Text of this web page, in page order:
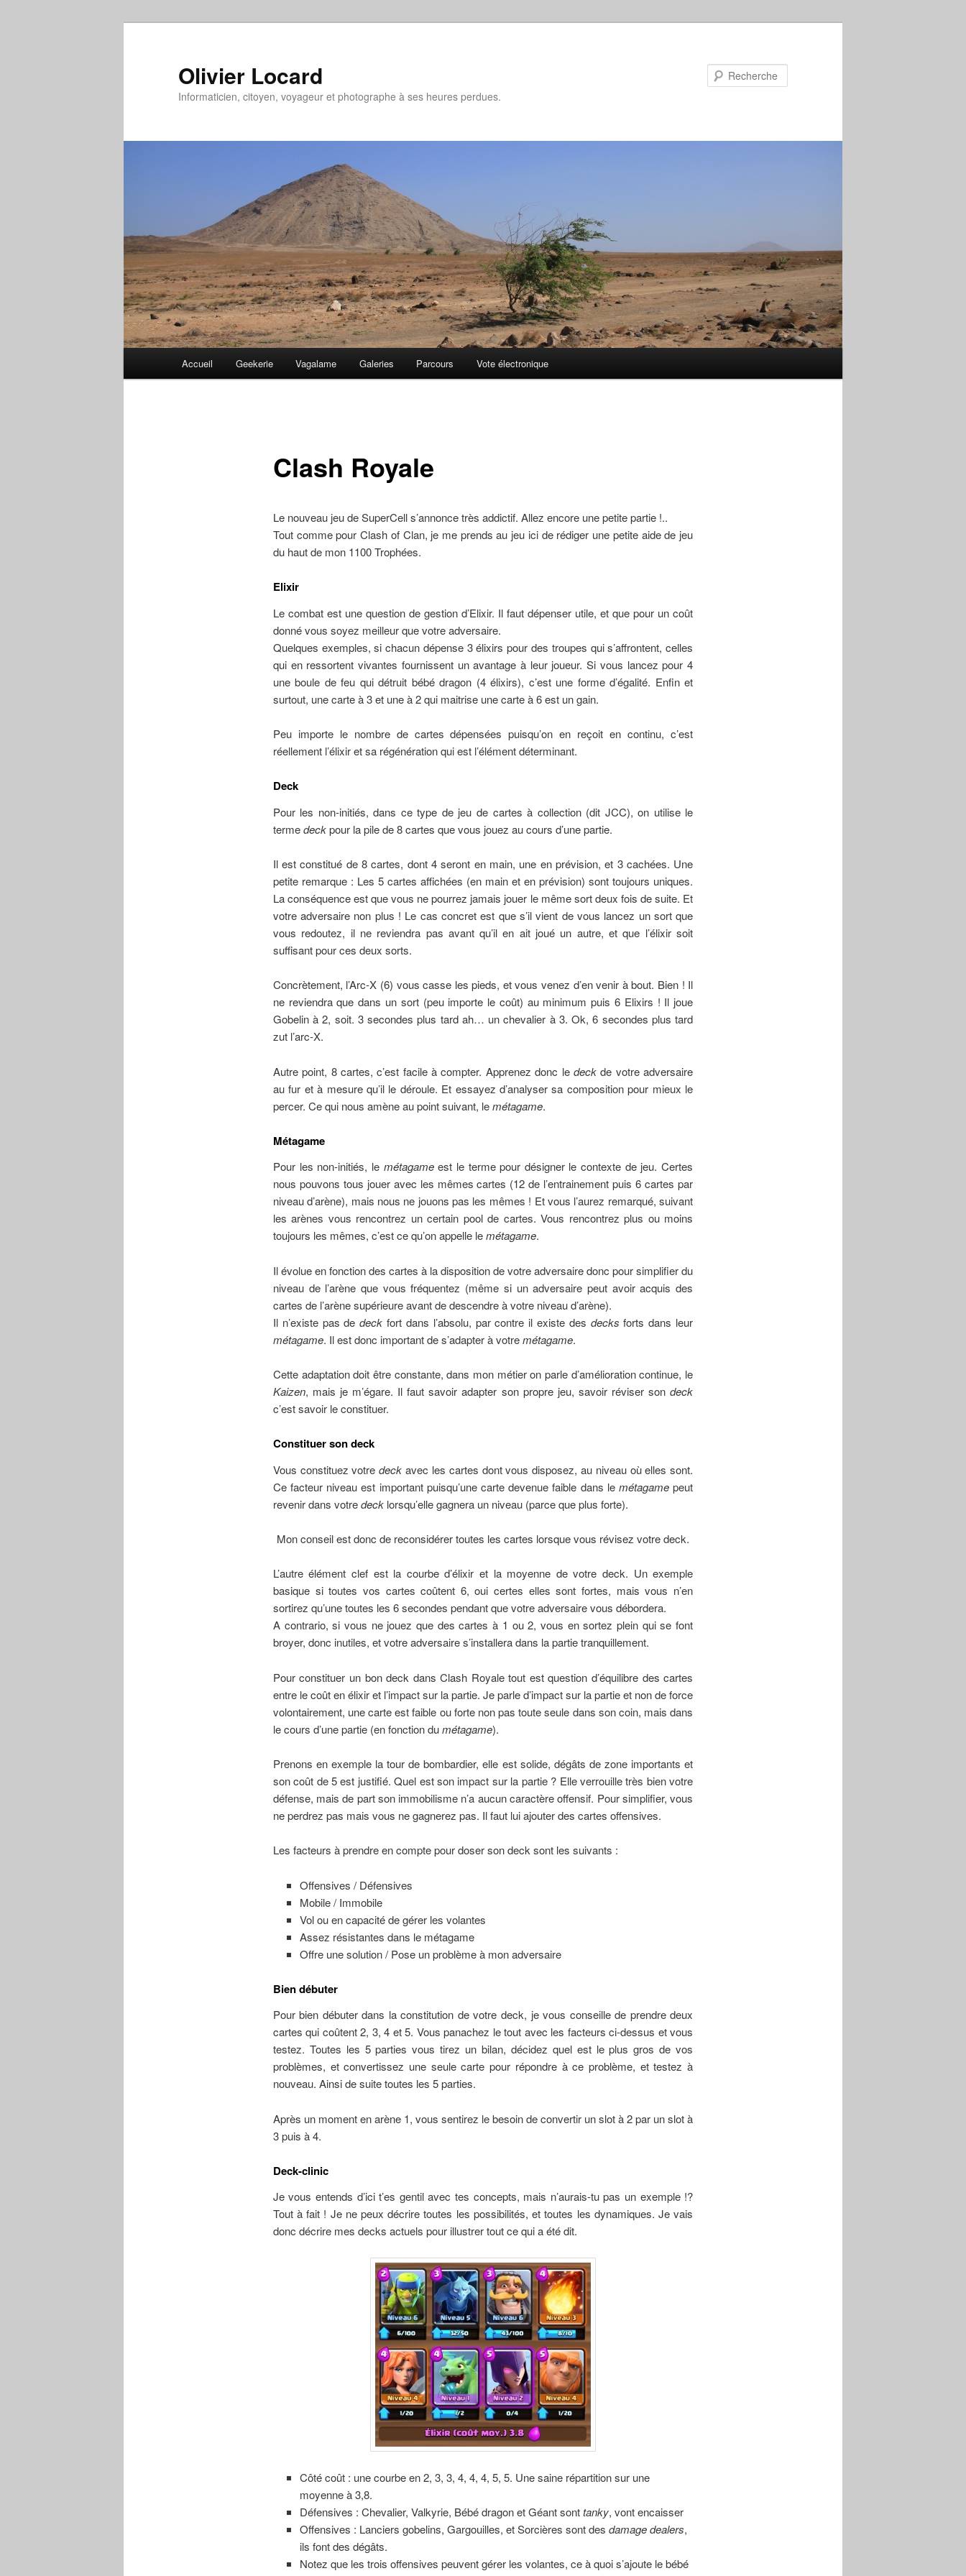
Olivier Locard
Informaticien, citoyen, voyageur et photographe à ses heures perdues.
Accueil Geekerie Vagalame Galeries Parcours Vote électronique
Clash Royale
Le nouveau jeu de SuperCell s’annonce très addictif. Allez encore une petite partie !..
Tout comme pour Clash of Clan, je me prends au jeu ici de rédiger une petite aide de jeu
du haut de mon 1100 Trophées.
Elixir
Le combat est une question de gestion d’Elixir. Il faut dépenser utile, et que pour un coût
donné vous soyez meilleur que votre adversaire.
Quelques exemples, si chacun dépense 3 élixirs pour des troupes qui s’affrontent, celles
qui en ressortent vivantes fournissent un avantage à leur joueur. Si vous lancez pour 4
une boule de feu qui détruit bébé dragon (4 élixirs), c’est une forme d’égalité. Enfin et
surtout, une carte à 3 et une à 2 qui maitrise une carte à 6 est un gain.
Peu importe le nombre de cartes dépensées puisqu’on en reçoit en continu, c’est
réellement l’élixir et sa régénération qui est l’élément déterminant.
Deck
Pour les non-initiés, dans ce type de jeu de cartes à collection (dit JCC), on utilise le
termedeckpour la pile de 8 cartes que vous jouez au cours d’une partie.
Il est constitué de 8 cartes, dont 4 seront en main, une en prévision, et 3 cachées. Une
petite remarque : Les 5 cartes affichées (en main et en prévision) sont toujours uniques.
La conséquence est que vous ne pourrez jamais jouer le même sort deux fois de suite. Et
votre adversaire non plus ! Le cas concret est que s’il vient de vous lancez un sort que
vous redoutez, il ne reviendra pas avant qu’il en ait joué un autre, et que l’élixir soit
suffisant pour ces deux sorts.
Concrètement, l’Arc-X (6) vous casse les pieds, et vous venez d’en venir à bout. Bien ! Il
ne reviendra que dans un sort (peu importe le coût) au minimum puis 6 Elixirs ! Il joue
Gobelin à 2, soit. 3 secondes plus tard ah… un chevalier à 3. Ok, 6 secondes plus tard
zut l’arc-X.
Autre point, 8 cartes, c’est facile à compter. Apprenez donc le deck de votre adversaire
au fur et à mesure qu’il le déroule. Et essayez d’analyser sa composition pour mieux le
percer. Ce qui nous amène au point suivant, lemétagame.
Métagame
Pour les non-initiés, le métagameest le terme pour désigner le contexte de jeu. Certes
nous pouvons tous jouer avec les mêmes cartes (12 de l’entrainement puis 6 cartes par
niveau d’arène), mais nous ne jouons pas les mêmes ! Et vous l’aurez remarqué, suivant
les arènes vous rencontrez un certain pool de cartes. Vous rencontrez plus ou moins
toujours les mêmes, c’est ce qu’on appelle lemétagame.
Il évolue en fonction des cartes à la disposition de votre adversaire donc pour simplifier du
niveau de l’arène que vous fréquentez (même si un adversaire peut avoir acquis des
cartes de l’arène supérieure avant de descendre à votre niveau d’arène).
Il n’existe pas dedeck fort dans l’absolu, par contre il existe des decks forts dans leur
métagame. Il est donc important de s’adapter à votremétagame.
Cette adaptation doit être constante, dans mon métier on parle d’amélioration continue, le
Kaizen, mais je m’égare. Il faut savoir adapter son propre jeu, savoir réviser sondeck
c’est savoir le constituer.
Constituer son deck
Vous constituez votredeck avec les cartes dont vous disposez, au niveau où elles sont.
Ce facteur niveau est important puisqu’une carte devenue faible dans le métagamepeut
revenir dans votredecklorsqu’elle gagnera un niveau (parce que plus forte).
Mon conseil est donc de reconsidérer toutes les cartes lorsque vous révisez votre deck.
L’autre élément clef est la courbe d’élixir et la moyenne de votre deck. Un exemple
basique si toutes vos cartes coûtent 6, oui certes elles sont fortes, mais vous n’en
sortirez qu’une toutes les 6 secondes pendant que votre adversaire vous débordera.
A contrario, si vous ne jouez que des cartes à 1 ou 2, vous en sortez plein qui se font
broyer, donc inutiles, et votre adversaire s’installera dans la partie tranquillement.
Pour constituer un bon deck dans Clash Royale tout est question d’équilibre des cartes
entre le coût en élixir et l’impact sur la partie. Je parle d’impact sur la partie et non de force
volontairement, une carte est faible ou forte non pas toute seule dans son coin, mais dans
le cours d’une partie (en fonction dumétagame).
Prenons en exemple la tour de bombardier, elle est solide, dégâts de zone importants et
son coût de 5 est justifié. Quel est son impact sur la partie ? Elle verrouille très bien votre
défense, mais de part son immobilisme n’a aucun caractère offensif. Pour simplifier, vous
ne perdrez pas mais vous ne gagnerez pas. Il faut lui ajouter des cartes offensives.
Les facteurs à prendre en compte pour doser son deck sont les suivants :
Offensives / Défensives
Mobile / Immobile
Vol ou en capacité de gérer les volantes
Assez résistantes dans le métagame
Offre une solution / Pose un problème à mon adversaire
Bien débuter
Pour bien débuter dans la constitution de votre deck, je vous conseille de prendre deux
cartes qui coûtent 2, 3, 4 et 5. Vous panachez le tout avec les facteurs ci-dessus et vous
testez. Toutes les 5 parties vous tirez un bilan, décidez quel est le plus gros de vos
problèmes, et convertissez une seule carte pour répondre à ce problème, et testez à
nouveau. Ainsi de suite toutes les 5 parties.
Après un moment en arène 1, vous sentirez le besoin de convertir un slot à 2 par un slot à
3 puis à 4.
Deck-clinic
Je vous entends d’ici t’es gentil avec tes concepts, mais n’aurais-tu pas un exemple !?
Tout à fait ! Je ne peux décrire toutes les possibilités, et toutes les dynamiques. Je vais
donc décrire mes decks actuels pour illustrer tout ce qui a été dit.
Côté coût : une courbe en 2, 3, 3, 4, 4, 4, 5, 5. Une saine répartition sur une
moyenne à 3,8.
Défensives : Chevalier, Valkyrie, Bébé dragon et Géant sonttanky, vont encaisser
Offensives : Lanciers gobelins, Gargouilles, et Sorcières sont desdamage dealers,
ils font des dégâts.
Notez que les trois offensives peuvent gérer les volantes, ce à quoi s’ajoute le bébé